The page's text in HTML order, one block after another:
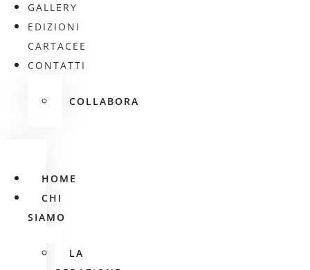
GALLERY
EDIZIONI
CARTACEE
CONTATTI
COLLABORA
HOME
CHI
SIAMO
LA